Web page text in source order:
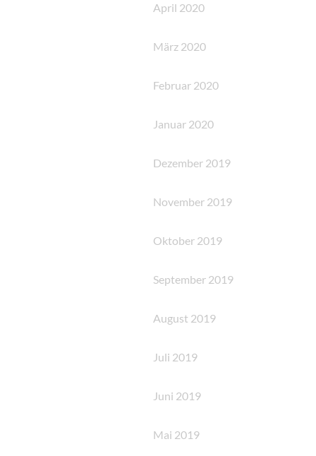
April 2020
März 2020
Februar 2020
Januar 2020
Dezember 2019
November 2019
Oktober 2019
September 2019
August 2019
Juli 2019
Juni 2019
Mai 2019